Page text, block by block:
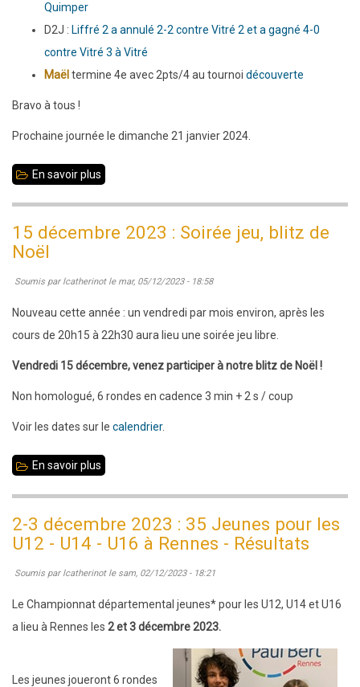
Quimper
D2J : Liffré 2 a annulé 2-2 contre Vitré 2 et a gagné 4-0
contre Vitré 3 à Vitré
Maël termine 4e avec 2pts/4 au tournoi découverte
Bravo à tous !
Prochaine journée le dimanche 21 janvier 2024.
En savoir plus
2023
compétitions
Jeunes
-
15 décembre 2023 : Soirée jeu, blitz de
Noël
Soumis par lcatherinotle mar, 05/12/2023 - 18:58
Nouveau cette année : un vendredi par mois environ, après les
cours de 20h15 à 22h30 aura lieu une soirée jeu libre.
Vendredi 15 décembre, venez participer à notre blitz de Noël !
Non homologué, 6 rondes en cadence 3 min + 2 s / coup
Voir les dates sur le calendrier.
En savoir plus
2023
Soirée
jeu,
blitz
2-3 décembre 2023 : 35 Jeunes pour les
U12 - U14 - U16 à Rennes - Résultats
Soumis par lcatherinotle sam, 02/12/2023 - 18:21
Le Championnat départemental jeunes* pour les U12, U14 et U16
a lieu à Rennes les 2 et 3 décembre 2023.
Les jeunes joueront 6 rondes